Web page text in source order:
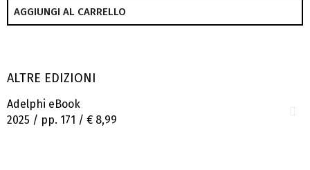
AGGIUNGI AL CARRELLO
ALTRE EDIZIONI
Adelphi eBook
2025 / pp. 171 / € 8,99